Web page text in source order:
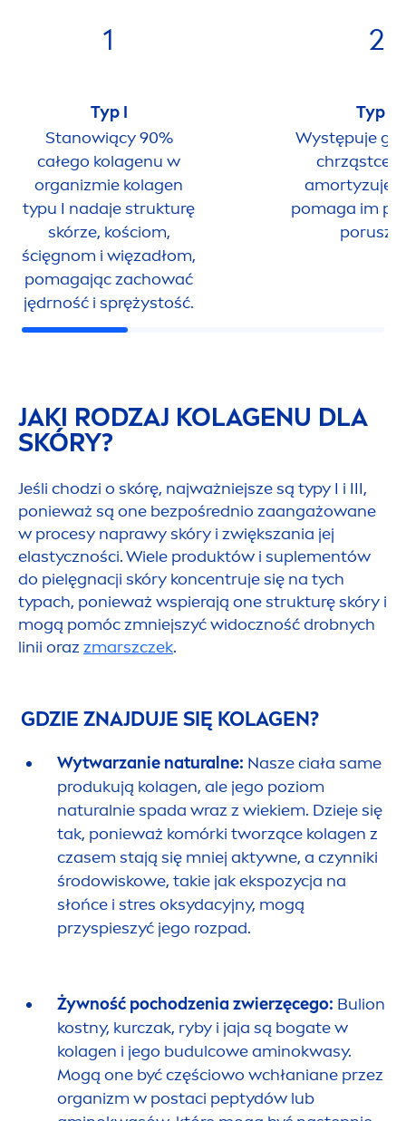
1
Typ I
Stanowiący 90%
całego kolagenu w
organizmie kolagen
typu I nadaje strukturę
skórze, kościom,
ścięgnom i więzadłom,
pomagając zachować
jędrność i sprężystość.
2
Typ II
Występuje
chrząstce,
amortyzuje
pomaga im
JAKI RODZAJ KOLAGENU DLA
SKÓRY?
Jeśli chodzi o skórę, najważniejsze są typy I i III,
ponieważ są one bezpośrednio zaangażowane
w procesy naprawy skóry i zwiększania jej
elastyczności. Wiele produktów i suplementów
do pielęgnacji skóry koncentruje się na tych
typach, ponieważ wspierają one strukturę skóry i
mogą pomóc zmniejszyć widoczność drobnych
linii oraz zmarszczek.
GDZIE ZNAJDUJE SIĘ KOLAGEN?
Wytwarzanie naturalne: Nasze ciała same
produkują kolagen, ale jego poziom
naturalnie spada wraz z wiekiem. Dzieje się
tak, ponieważ komórki tworzące kolagen z
czasem stają się mniej aktywne, a czynniki
środowiskowe, takie jak ekspozycja na
słońce i stres oksydacyjny, mogą
przyspieszyć jego rozpad.
Żywność pochodzenia zwierzęcego: Bulion
kostny, kurczak, ryby i jaja są bogate w
kolagen i jego budulcowe aminokwasy.
Mogą one być częściowo wchłaniane przez
organizm w postaci peptydów lub